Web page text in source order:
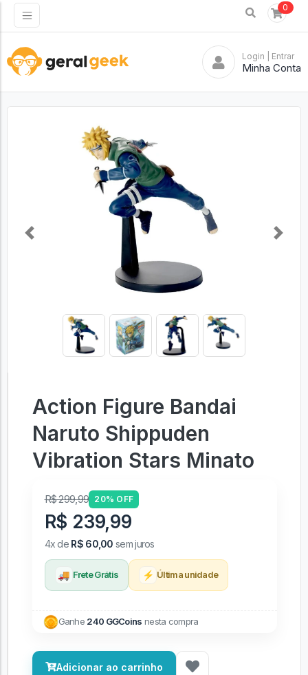
0
Login | Entrar
Minha Conta
Previous Next
Action Figure Bandai
Naruto Shippuden
Vibration Stars Minato
R$ 299,99 20% OFF
R$ 239,99
4x de R$ 60,00 sem juros
🚚 Frete Grátis ⚡ Última unidade
Ganhe 240 GGCoins nesta compra
Adicionar ao carrinho